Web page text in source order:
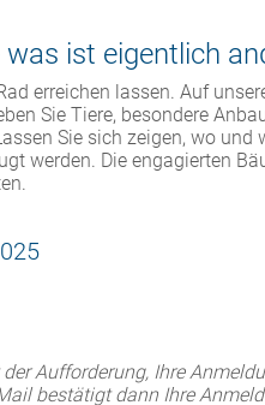
ist eigentlich
erreichen lassen. Auf
Sie Tiere, besondere
Sie sich zeigen, wo und
werden. Die engagierten
Aufforderung, Ihre
bestätigt dann Ihre